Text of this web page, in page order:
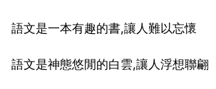
語文是一本有趣的書,讓人難以忘懷
語文是神態悠閒的白雲,讓人浮想聯翩